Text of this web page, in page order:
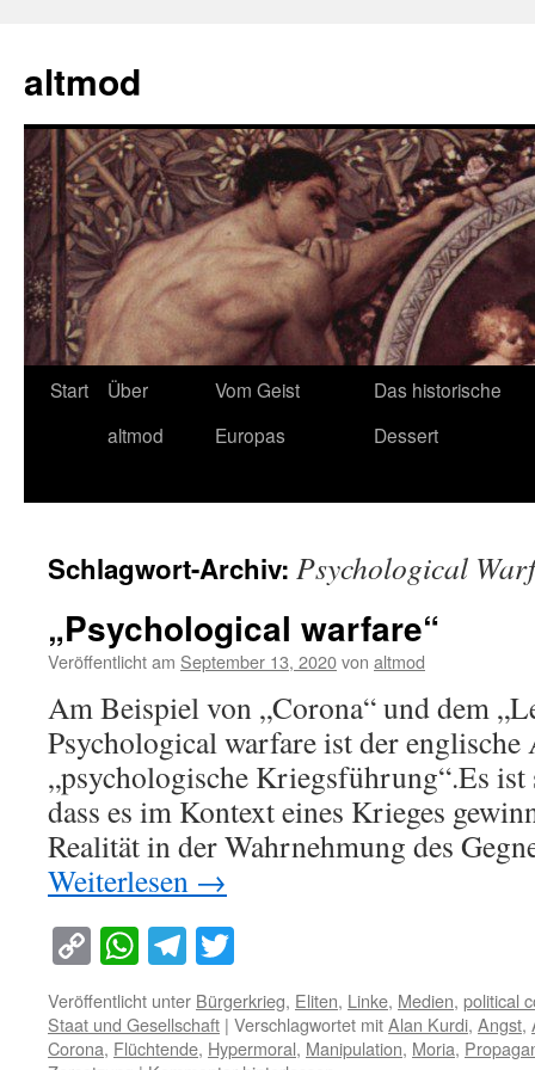
springen
altmod
Start
Über
altmod
Vom Geist
Europas
Das historische
Dessert
Schlagwort-Archiv: Psychological
„Psychological warfare“
Veröffentlicht am September 13, 2020von altmod
Am Beispiel von „Corona“ und dem
Psychological warfare ist der
„psychologische Kriegsführung“.Es ist
dass es im Kontext eines Krieges
Realität in der Wahrnehmung des
Weiterlesen →
Copy
Link
WhatsApp
Telegram
Veröffentlicht unter Bürgerkrieg, Eliten, Linke, Medien, political
Staat und Gesellschaft | Verschlagwortet mitAlan Kurdi, Angst,
Corona, Flüchtende, Hypermoral, Manipulation, Moria,